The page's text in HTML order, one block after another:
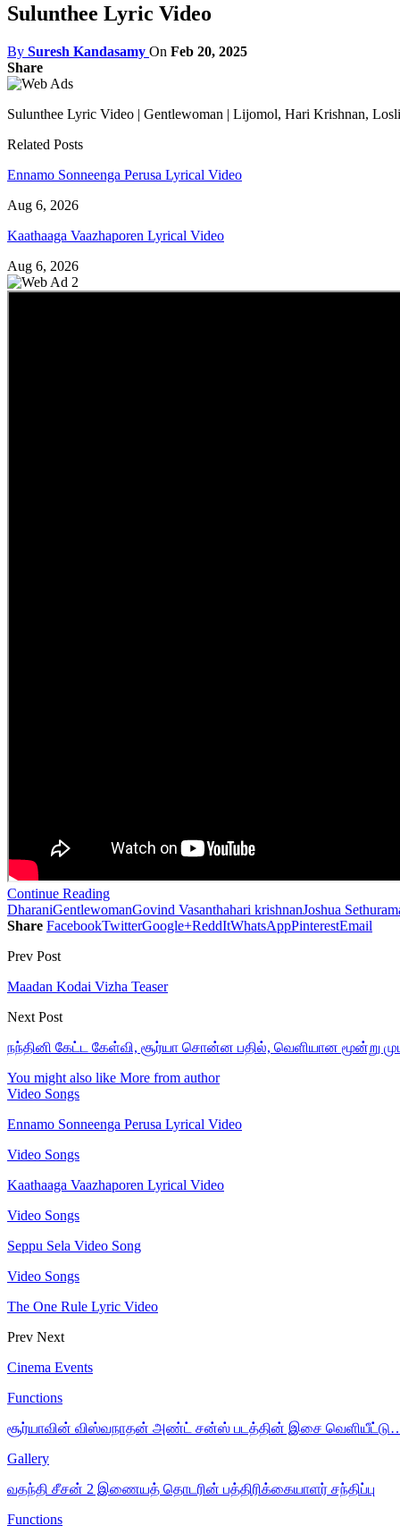
Sulunthee Lyric Video
By Suresh Kandasamy On Feb 20, 2025
Share
Sulunthee Lyric Video | Gentlewoman | Lijomol, Hari Krishnan,
Related Posts
Ennamo Sonneenga Perusa Lyrical Video
Aug 6, 2026
Kaathaaga Vaazhaporen Lyrical Video
Aug 6, 2026
Continue Reading
DharaniGentlewomanGovind Vasanthahari krishnanJoshua
Share FacebookTwitterGoogle+ReddItWhatsAppPinterestEmail
Prev Post
Maadan Kodai Vizha Teaser
Next Post
நந்தினி கேட்ட கேள்வி, சூர்யா சொன்ன பதில், வெளியான மூன்று
You might also like More from author
Video Songs
Ennamo Sonneenga Perusa Lyrical Video
Video Songs
Kaathaaga Vaazhaporen Lyrical Video
Video Songs
Seppu Sela Video Song
Video Songs
The One Rule Lyric Video
Prev Next
Cinema Events
Functions
சூர்யாவின் விஸ்வநாதன் அண்ட் சன்ஸ் படத்தின் இசை
Gallery
வதந்தி சீசன் 2 இணையத் தொடரின் பத்திரிக்கையாளர் சந்திப்பு
Functions